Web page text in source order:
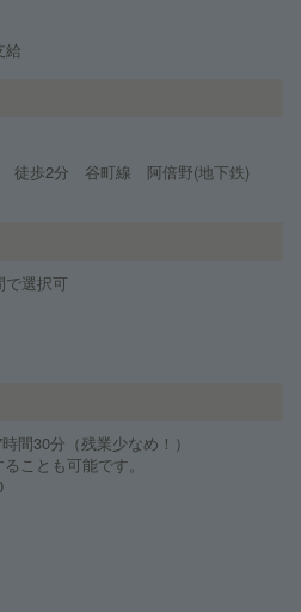
給
徒歩2分 谷町線 阿倍野(地下鉄)
で選択可
間30分（残業少なめ！）
ことも可能です。